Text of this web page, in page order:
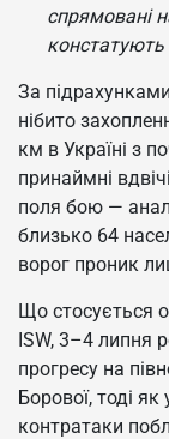
спрямовані
констатують
За
нібито
км в Україні з
принаймні
поля бою —
близько 64
ворог проник
Що стосується
ISW, 3–4 липня
прогресу на
Борової, тоді як
контратаки